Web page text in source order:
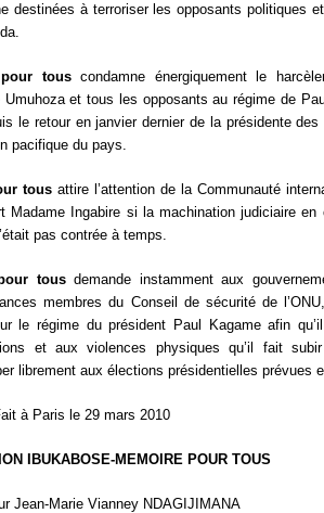
destinées à terroriser les opposants politiques
touscondamne énergiquement le
et tous les opposants au régime de
le retour en janvier dernier de la présidente des
pacifique du pays.
tous attire l’attention de la Communauté
Madame Ingabire si la machination judiciaire
pas contrée à temps.
tousdemande instamment aux
membres du Conseil de sécurité de
le régime du président Paul Kagame afin
et aux violences physiques qu’il fait
librement aux élections présidentielles prévues
à Paris le 29 mars 2010
IBUKABOSE-MEMOIRE POUR TOUS
Jean-Marie Vianney NDAGIJIMANA